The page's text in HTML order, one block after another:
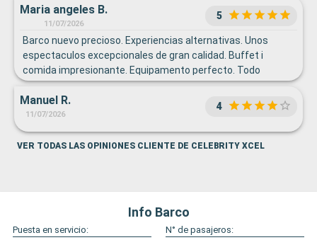
Maria angeles B.
11/07/2026
5
Barco nuevo precioso. Experiencias alternativas. Unos
espectaculos excepcionales de gran calidad. Buffet i
comida impresionante. Equipamento perfecto. Todo
perfecto.
Manuel R.
11/07/2026
4
VER TODAS LAS OPINIONES CLIENTE DE CELEBRITY XCEL
Info Barco
Puesta en servicio:
N° de pasajeros: